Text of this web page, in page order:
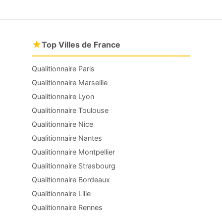
★Top Villes de France
Qualitionnaire Paris
Qualitionnaire Marseille
Qualitionnaire Lyon
Qualitionnaire Toulouse
Qualitionnaire Nice
Qualitionnaire Nantes
Qualitionnaire Montpellier
Qualitionnaire Strasbourg
Qualitionnaire Bordeaux
Qualitionnaire Lille
Qualitionnaire Rennes